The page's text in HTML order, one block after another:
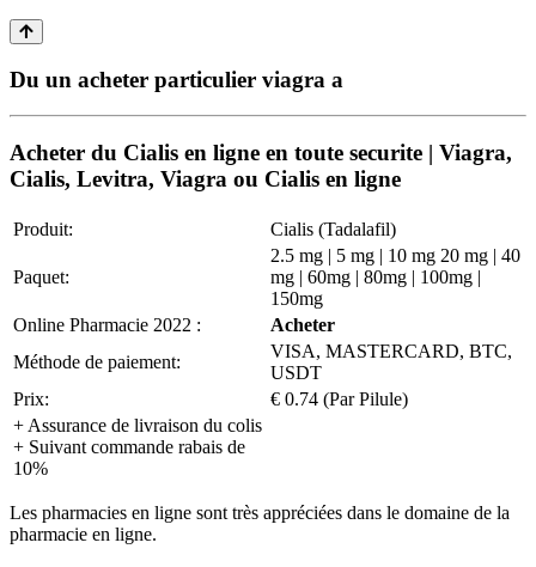
Du un acheter particulier viagra a
Acheter du Cialis en ligne en toute securite | Viagra,
Cialis, Levitra, Viagra ou Cialis en ligne
Produit: Cialis (Tadalafil)
Paquet:
2.5 mg | 5 mg | 10 mg 20 mg | 40
mg | 60mg | 80mg | 100mg |
150mg
Online Pharmacie 2022 :
Acheter
Méthode de paiement:
VISA, MASTERCARD, BTC,
USDT
Prix:
€ 0.74 (Par Pilule)
+ Assurance de livraison du colis
+ Suivant commande rabais de
10%
Les pharmacies en ligne sont très appréciées dans le domaine de la
pharmacie en ligne.